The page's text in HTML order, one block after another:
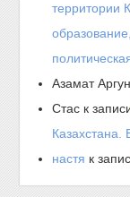
территории
Азамат Аргун
Стас к
настя к